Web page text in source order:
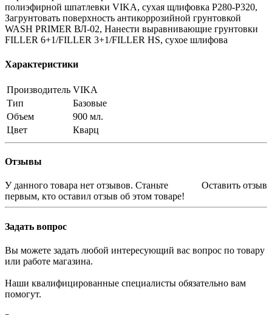
полиэфирной шпатлевки VIKA, сухая щлифовка P280-P320,
Загрунтовать поверхность антикоррозийной грунтовкой
WASH PRIMER ВЛ-02, Нанести выравнивающие грунтовки
FILLER 6+1/FILLER 3+1/FILLER HS, сухое шлифова
Характеристики
Производитель VIKA
Тип
Базовые
Объем
900 мл.
Цвет
Кварц
Отзывы
Оставить отзыв
У данного товара нет отзывов. Станьте
первым, кто оставил отзыв об этом товаре!
Задать вопрос
Вы можете задать любой интересующий вас вопрос по товару
или работе магазина.
Наши квалифицированные специалисты обязательно вам
помогут.